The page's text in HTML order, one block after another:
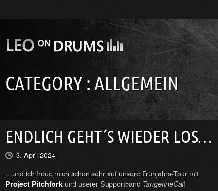
CATEGORY : ALLGEMEIN
ENDLICH GEHT´S WIEDER LOS…
3. April 2024
…und ich freue mich schon sehr auf unsere Frühjahrs-Tour mit
Project Pitchfork und userer Supportband TangerineCat!